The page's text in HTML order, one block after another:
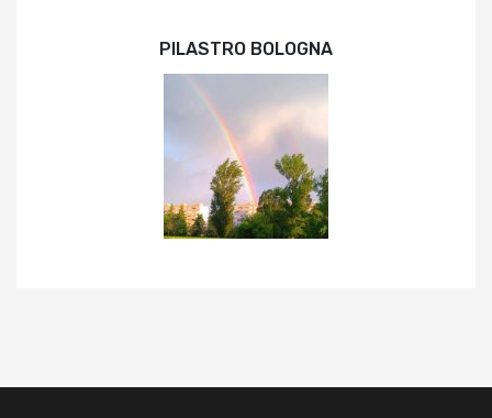
PILASTRO BOLOGNA